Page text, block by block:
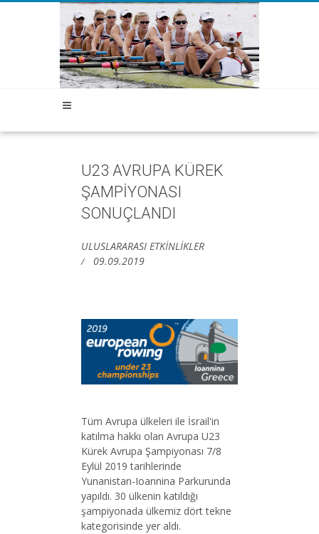
U23 AVRUPA KÜREK
ŞAMPİYONASI
SONUÇLANDI
ULUSLARARASI ETKİNLİKLER
09.09.2019
Tüm Avrupa ülkeleri ile İsrail'in
katılma hakkı olan Avrupa U23
Kürek Avrupa Şampiyonası 7/8
Eylül 2019 tarihlerinde
Yunanistan-Ioannina Parkurunda
yapıldı. 30 ülkenin katıldığı
şampiyonada ülkemiz dört tekne
kategorisinde yer aldı.